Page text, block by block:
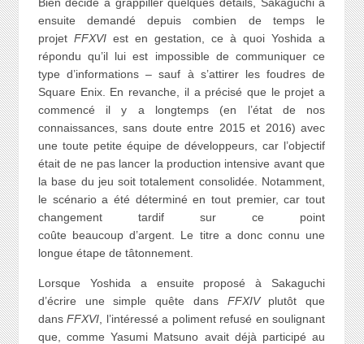
ensuite demandé depuis combien de temps le
projet FFXVIest en gestation, ce à quoi Yoshida a
répondu qu’il lui est impossible de communiquer ce
type d’informations – sauf à s’attirer les foudres de
Square Enix. En revanche, il a précisé que le projet a
commencé il y a longtemps (en l’état de nos
connaissances, sans doute entre 2015 et 2016) avec
une toute petite équipe de développeurs, car l’objectif
était de ne pas lancer la production intensive avant que
la base du jeu soit totalement consolidée. Notamment,
le scénario a été déterminé en tout premier, car tout
changement tardif sur ce point
coûte beaucoup d’argent. Le titre a donc connu une
longue étape de tâtonnement.
Lorsque Yoshida a ensuite proposé à Sakaguchi
d’écrire une simple quête dans FFXIVplutôt que
dansFFXVI , l’intéressé a poliment refusé en soulignant
que, comme Yasumi Matsuno avait déjà participé au